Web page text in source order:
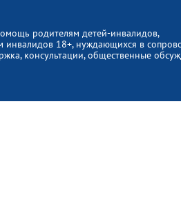
родителям детей-инвалидов,
инвалидов 18+, нуждающихся в
консультации, общественные